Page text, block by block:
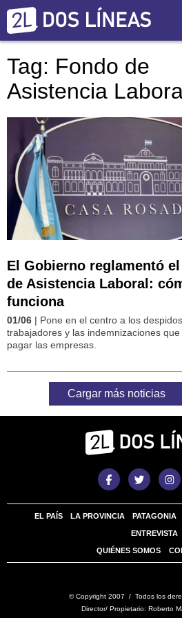
Tag: Fondo de
Asistencia
El Gobierno reglamentó
de Asistencia Laboral:
funciona
01/06 | Pone en el centro a los
trabajadores y las indemnizaciones que
pagar las empresas.
Cargar más noticias
EL PAÍS LA PROVINCIA PATAGONIA
ENTREVISTA
QUIÉNES SOMOS
© Copyright 2007 / Todos los
Director/ Propietario: Roberto